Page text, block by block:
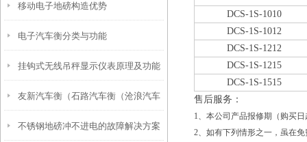
移动电子地磅构造优势
电子汽车衡分类与功能
挂钩式无线吊秤显示仪表原理及功能
友新汽车衡（石路汽车衡（沧浪汽车
衡）胥江汽车衡）吴门桥汽车衡维修
不锈钢地磅冲不进电的故障解决方案
DCS-1S-1010
DCS-1S-1012
DCS-1S-1212
DCS-1S-1215
DCS-1S-1515
售后服务：
1、本公司产品报修期（购买
2、如有下列情形之一，虽在